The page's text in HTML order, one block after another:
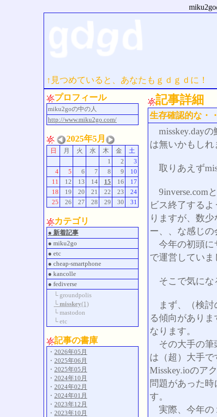
↑見つめていると、あなたもｇｄｇｄに！
プロフィール
miku2goの中の人
http://www.miku2go.com/
2025年5月
日 月 火 水 木 金
土
1
2
3
4
5 6 7 8 9
10
11
12 13 14 15 16
17
18
19 20 21 22 23
24
25
26 27 28 29 30 31
カテゴリ
● 新着記事
● miku2go
● etc
● cheap-smartphone
● kancolle
● fediverse
└ groundpolis
└ misskey(1)
└ mastodon
└ etc
記事の書庫
・ 2026年05月
・ 2025年06月
・ 2025年05月
・ 2024年10月
・ 2024年02月
・ 2024年01月
・ 2023年12月
・ 2023年10月
記事詳細
生存確認的な・
misskey.day
は無いかもしれ
取りあえず
9inverse.com
ビス終了する
りますが、数
ー、、な感じ
今年の初頭に
で運営してい
そこで気にな
まず、（検討
る傾向があり
なります。
その大手の筆
は（超）大手
Misskey.ioのア
問題があった
す。
実際、今年の